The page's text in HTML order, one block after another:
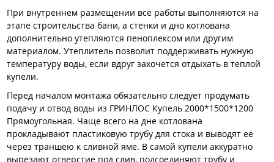
При внутреннем размещении все работы выполняются на
этапе строительства бани, а стенки и дно котлована
дополнительно утепляются пеноплексом или другим
материалом. Утеплитель позволит поддерживать нужную
температуру воды, если вдруг захочется отдыхать в теплой
купели.
Перед началом монтажа обязательно следует продумать
подачу и отвод воды из ГРИНЛОС Купель 2000*1500*1200
Прямоугольная. Чаще всего на дне котлована
прокладывают пластиковую трубу для стока и выводят ее
через траншею к сливной яме. В самой купели аккуратно
вырезают отверстие под слив, подсоединяют трубу и